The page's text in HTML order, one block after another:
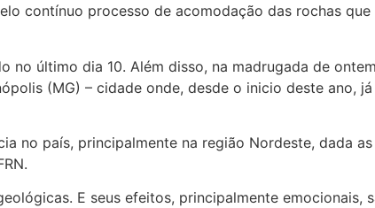
contínuo processo de acomodação das rochas
último dia 10. Além disso, na madrugada de
(MG) – cidade onde, desde o inicio deste ano,
no país, principalmente na região Nordeste, dada
E seus efeitos, principalmente emocionais,